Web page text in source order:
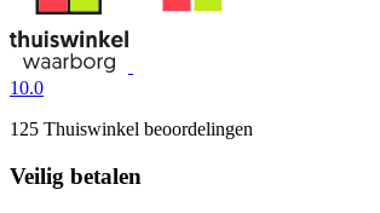
10.0
125 Thuiswinkel beoordelingen
Veilig betalen